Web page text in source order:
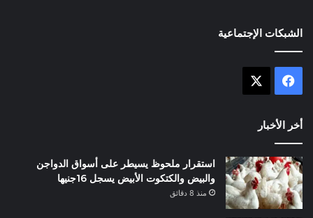
الشبكات الإجتماعية
فيسبوك
أخر الأخبار
استقرار ملحوظ يسيطر على أسواق الدواجن
والبيض والكتكوت الأبيض يسجل 16جنيها
منذ 8 دقائق